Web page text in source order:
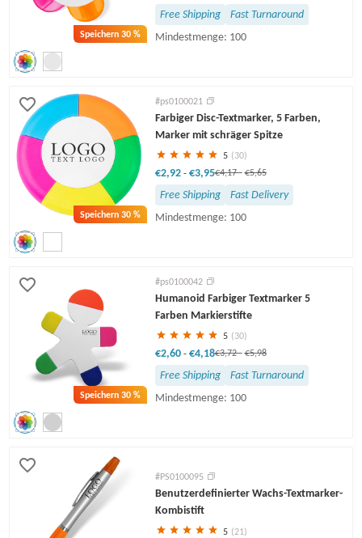
Speichern30 %
Free Shipping
Fast Turnaround
Mindestmenge: 100
Speichern30 %
#ps0100021
Farbiger Disc-Textmarker, 5 Farben,
Marker mit schräger Spitze
5 (30)
€2,92 - €3,95€4,17- €5,65
Free Shipping
Fast Delivery
Mindestmenge: 100
Speichern30 %
#ps0100042
Humanoid Farbiger Textmarker 5
Farben Markierstifte
5 (30)
€2,60 - €4,18€3,72- €5,98
Free Shipping
Fast Turnaround
Mindestmenge: 100
#PS0100095
Benutzerdefinierter Wachs-Textmarker-
Kombistift
5 (21)